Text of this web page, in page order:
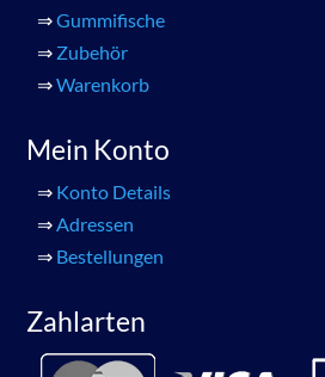
⇒Gummifische
⇒ Zubehör
⇒Warenkorb
Mein Konto
⇒ Konto Details
⇒Adressen
⇒ Bestellungen
Zahlarten